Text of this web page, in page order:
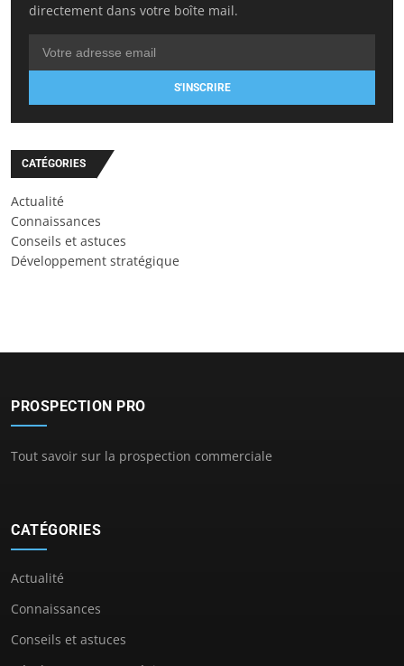
directement dans votre boîte mail.
S'INSCRIRE
CATÉGORIES
Actualité
Connaissances
Conseils et astuces
Développement stratégique
PROSPECTION PRO
Tout savoir sur la prospection commerciale
CATÉGORIES
Actualité
Connaissances
Conseils et astuces